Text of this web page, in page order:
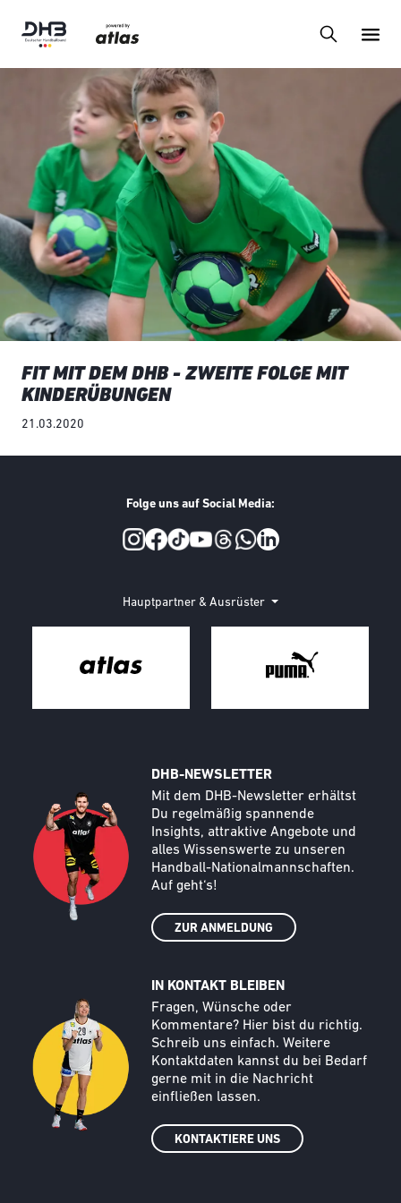
FIT MIT DEM DHB - ZWEITE FOLGE MIT
KINDERÜBUNGEN
21.03.2020
Folge uns auf Social Media:
Hauptpartner & Ausrüster
DHB-NEWSLETTER
Text
Mit dem DHB-Newsletter erhältst
Du regelmäßig spannende
Insights, attraktive Angebote und
alles Wissenswerte zu unseren
Handball-Nationalmannschaften.
Auf geht‘s!
ZUR ANMELDUNG
Call to action image
IN KONTAKT BLEIBEN
Text
Fragen, Wünsche oder
Kommentare? Hier bist du richtig.
Schreib uns einfach. Weitere
Kontaktdaten kannst du bei Bedarf
gerne mit in die Nachricht
einfließen lassen.
KONTAKTIERE UNS